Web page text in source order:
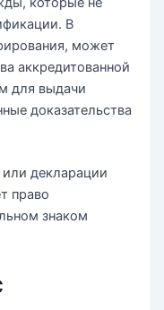
В
может
аккредитованной
для выдачи
доказательства
декларации
право
знаком